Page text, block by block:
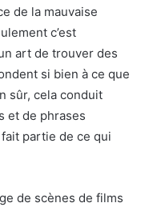
de la mauvaise
c’est
art de trouver des
si bien à ce que
sûr, cela conduit
et de phrases
partie de ce qui
de scènes de films